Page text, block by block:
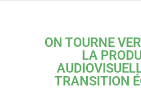
ON TOURNE
LA
TRANSITION